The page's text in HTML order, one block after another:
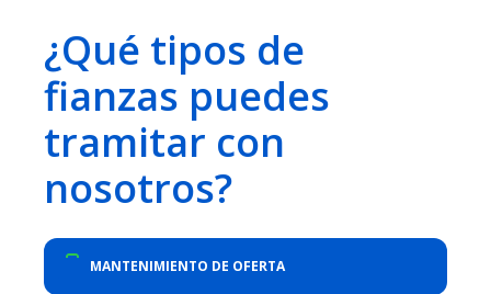
¿Qué tipos de
fianzas puedes
tramitar con
nosotros?
MANTENIMIENTO DE OFERTA